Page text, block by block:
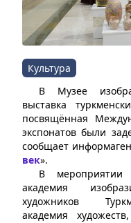
Культура
В Музее
выставка
посвящённая
экспонатов были
сообщает
век».
В мероприятии
академия
художников
академия